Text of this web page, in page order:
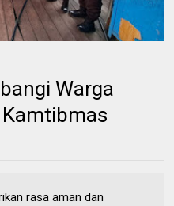
Warga
rasa aman dan